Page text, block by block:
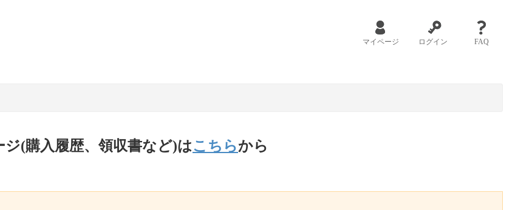
マイページ ログイン FAQ
ジ(購入履歴、領収書など)はこちらから